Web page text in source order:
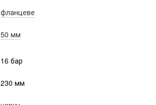
фланцеве
50 мм
16 бар
230 мм